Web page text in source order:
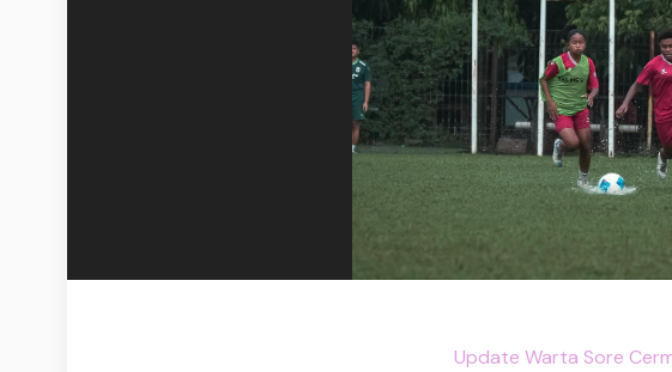
Update Warta Sore